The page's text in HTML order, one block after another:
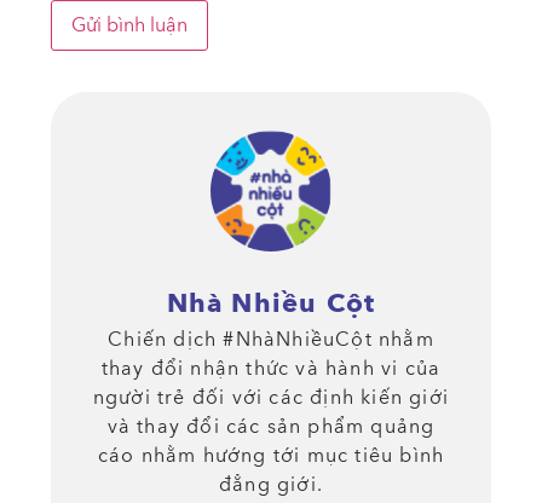
Nhà Nhiều Cột
Chiến dịch #NhàNhiềuCột nhằm
thay đổi nhận thức và hành vi của
người trẻ đối với các định kiến giới
và thay đổi các sản phẩm quảng
cáo nhằm hướng tới mục tiêu bình
đẳng giới.